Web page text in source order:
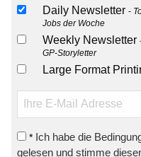
Daily Newsletter
Jobs der Woche
Weekly Newsletter
GP-Storyletter
Large Format
* Ich habe die
gelesen und stimme